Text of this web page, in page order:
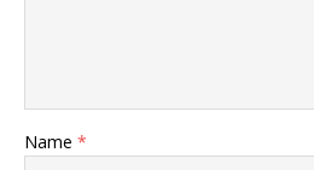
Name *